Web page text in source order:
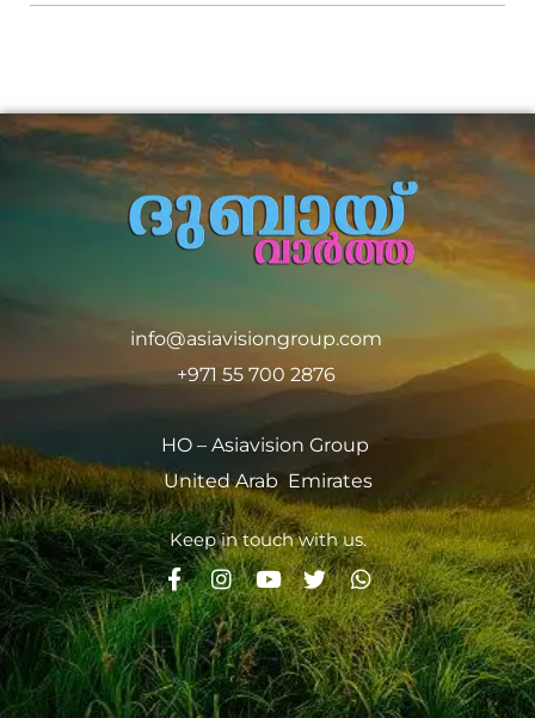
info@asiavisiongroup.com
+971 55 700 2876
HO – Asiavision Group
United Arab Emirates
Keep in touch with us.